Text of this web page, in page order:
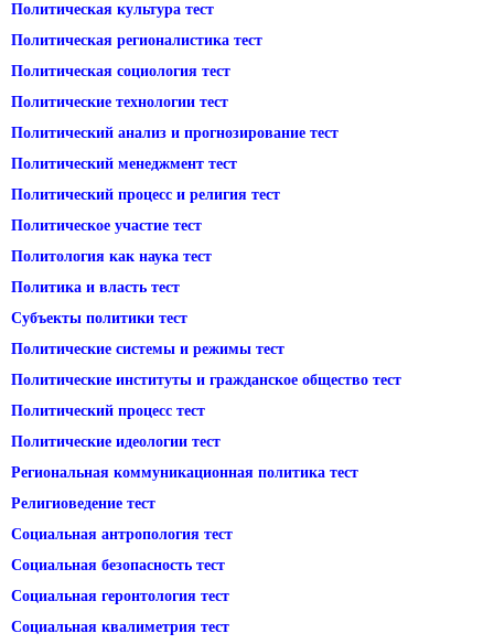
Политическая культура тест
Политическая регионалистика тест
Политическая социология тест
Политические технологии тест
Политический анализ и прогнозирование тест
Политический менеджмент тест
Политический процесс и религия тест
Политическое участие тест
Политология как наука тест
Политика и власть тест
Субъекты политики тест
Политические системы и режимы тест
Политические институты и гражданское общество тест
Политический процесс тест
Политические идеологии тест
Региональная коммуникационная политика тест
Религиоведение тест
Социальная антропология тест
Социальная безопасность тест
Социальная геронтология тест
Социальная квалиметрия тест